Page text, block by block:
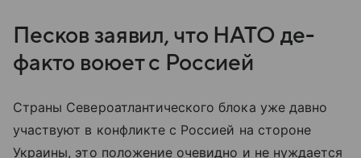
Песков заявил, что НАТО де-
факто воюет с Россией
Страны Североатлантического блока уже давно
участвуют в конфликте с Россией на стороне
Украины, это положение очевидно и не нуждается